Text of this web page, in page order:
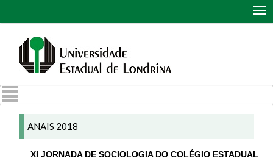
ANAIS 2018
XI JORNADA DE SOCIOLOGIA DO COLÉGIO ESTADUAL